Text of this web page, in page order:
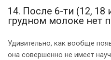
14. После 6-ти (12, 18
грудном молоке нет
Удивительно, как вообще
она совершенно не имеет